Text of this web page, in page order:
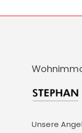
statt. Mit dem
Unsere